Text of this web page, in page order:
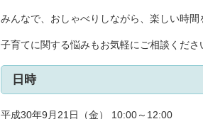
みんなで、おしゃべりしながら、楽しい時間
子育てに関する悩みもお気軽にご相談くださ
日時
平成30年9月21日（金） 10:00～12:00